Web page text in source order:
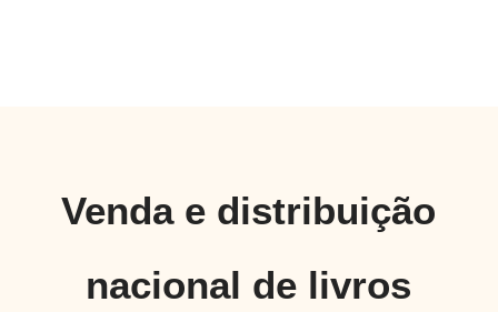
Venda e distribuição
nacional de livros